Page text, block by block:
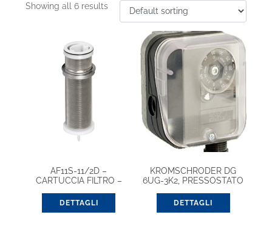
Showing all 6 results
AF11S-11/2D –
CARTUCCIA FILTRO –
DETTAGLI
KROMSCHRODER DG
6UG-3K2, PRESSOSTATO
DETTAGLI